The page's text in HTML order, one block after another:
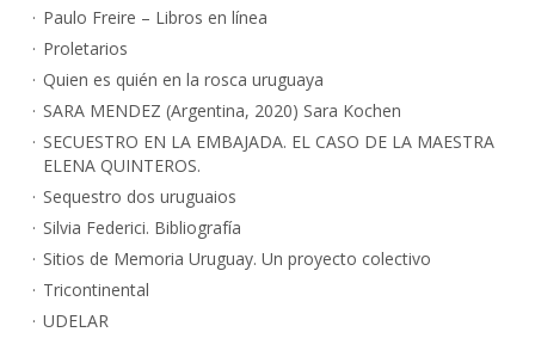
Paulo Freire – Libros en línea
Proletarios
Quien es quién en la rosca uruguaya
SARA MENDEZ (Argentina, 2020) Sara Kochen
SECUESTRO EN LA EMBAJADA. EL CASO DE LA MAESTRA
ELENA QUINTEROS.
Sequestro dos uruguaios
Silvia Federici. Bibliografía
Sitios de Memoria Uruguay. Un proyecto colectivo
Tricontinental
UDELAR